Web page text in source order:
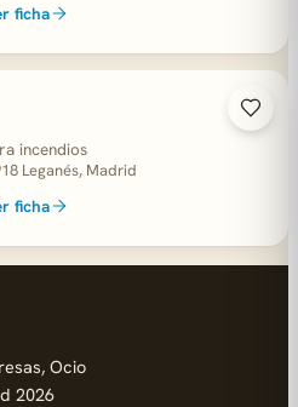
ficha
incendios
Leganés, Madrid
ficha
Ocio
2026